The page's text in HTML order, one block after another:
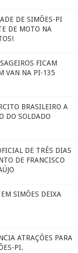
DE SIMÕES-PI
DE MOTO NA
FICAM
VAN NA PI-135
BRASILEIRO A
DO SOLDADO
DE TRÊS DIAS
DE FRANCISCO
SIMÕES DEIXA
ATRAÇÕES PARA
PI.